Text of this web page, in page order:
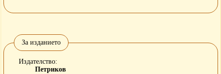
За изданието
Издателство
Петриков